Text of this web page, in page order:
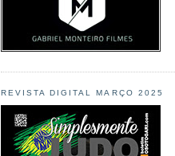
REVISTA DIGITAL MARÇO 2025